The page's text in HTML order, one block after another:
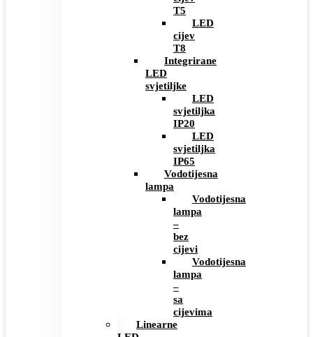
T5
LED
cijev
T8
Integrirane
LED
svjetiljke
LED
svjetiljka
IP20
LED
svjetiljka
IP65
Vodotijesna
lampa
Vodotijesna
lampa
–
bez
cijevi
Vodotijesna
lampa
–
sa
cijevima
Linearne